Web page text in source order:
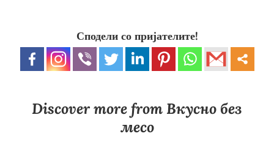
Сподели со пријателите!
Discover more from Вкусно без
месо